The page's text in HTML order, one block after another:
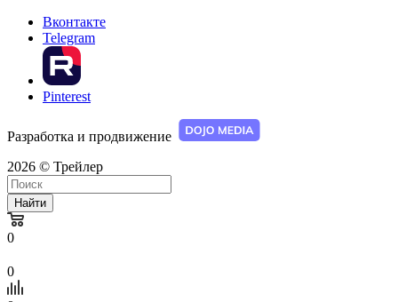
Вконтакте
Telegram
Pinterest
Разработка и продвижение
2026 © Трейлер
Найти
0
0